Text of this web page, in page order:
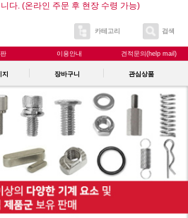
다. (온라인 주문 후 현장 수령 가능)
카테고리 검색
이용안내 견적문의(help mail)
장바구니 관심상품